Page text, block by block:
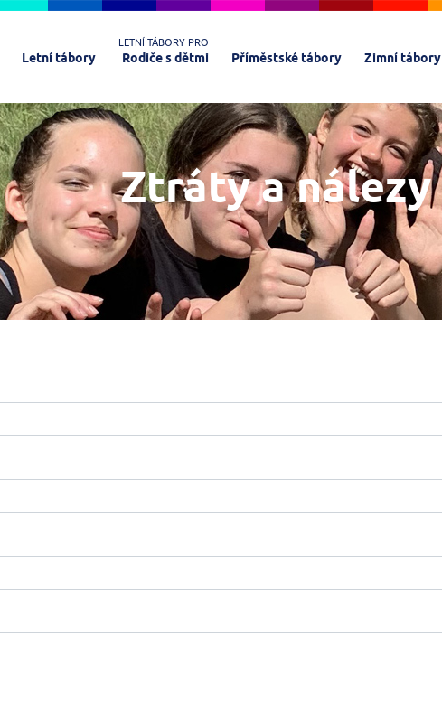
Letní tábory
LETNÍ TÁBORY PRO
Rodiče s dětmi Příměstské tábory Zimní tábory
Ztráty a nálezy